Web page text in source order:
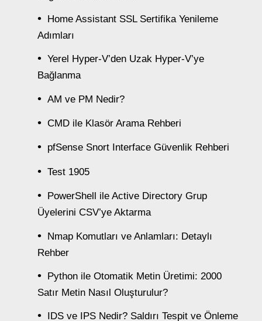
Home Assistant SSL Sertifika Yenileme
Adımları
Yerel Hyper-V’den Uzak Hyper-V’ye
Bağlanma
AM ve PM Nedir?
CMD ile Klasör Arama Rehberi
pfSense Snort Interface Güvenlik Rehberi
Test 1905
PowerShell ile Active Directory Grup
Üyelerini CSV’ye Aktarma
Nmap Komutları ve Anlamları: Detaylı
Rehber
Python ile Otomatik Metin Üretimi: 2000
Satır Metin Nasıl Oluşturulur?
IDS ve IPS Nedir? Saldırı Tespit ve Önleme